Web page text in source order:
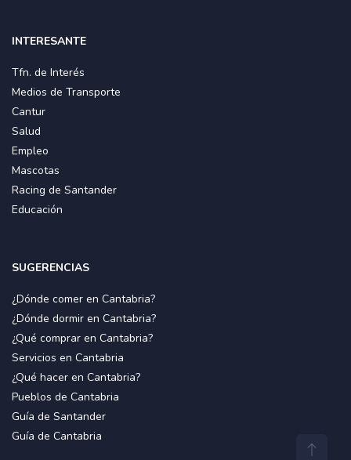
INTERESANTE
Tfn. de Interés
Medios de Transporte
Cantur
Salud
Empleo
Mascotas
Racing de Santander
Educación
SUGERENCIAS
¿Dónde comer en Cantabria?
¿Dónde dormir en Cantabria?
¿Qué comprar en Cantabria?
Servicios en Cantabria
¿Qué hacer en Cantabria?
Pueblos de Cantabria
Guía de Santander
Guía de Cantabria